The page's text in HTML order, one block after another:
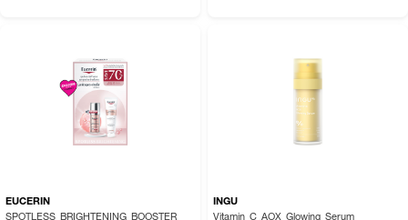
EUCERIN
SPOTLESS BRIGHTENING BOOSTER
INGU
Vitamin C AOX Glowing Serum